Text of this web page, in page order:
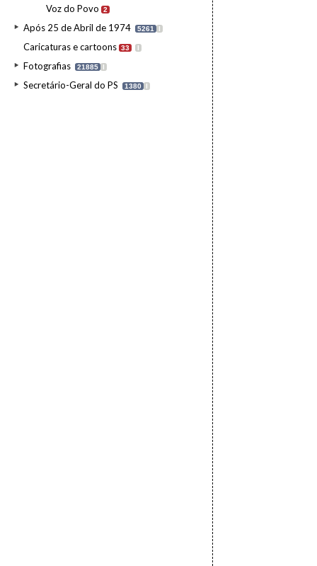
Voz do Povo 2
Após 25 de Abril de 1974 5261 I
Caricaturas e cartoons 33 I
Fotografias 21885 I
Secretário-Geral do PS 1380 I